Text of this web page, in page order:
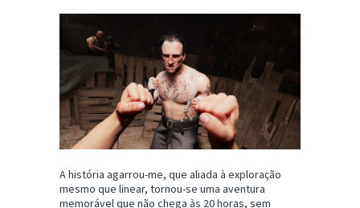
A história agarrou-me, que aliada à exploração
mesmo que linear, tornou-se uma aventura
memorável que não chega às 20 horas, sem